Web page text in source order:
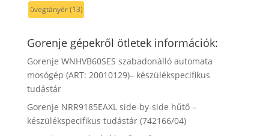
üvegtányér(13)
Gorenje gépekről ötletek információk:
Gorenje WNHVB60SES szabadonálló automata
mosógép (ART: 20010129)– készülékspecifikus
tudástár
Gorenje NRR9185EAXL side-by-side hűtő –
készülékspecifikus tudástár (742166/04)